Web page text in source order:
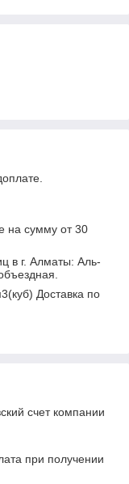
сумму от 30
в г. Алматы: Аль-
Доставка по
счет компании
при получении